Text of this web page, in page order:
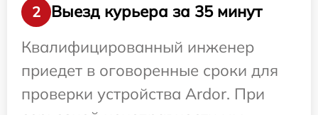
2
Выезд курьера за 35 минут
Квалифицированный инженер
приедет в оговоренные сроки для
проверки устройства Ardor. При